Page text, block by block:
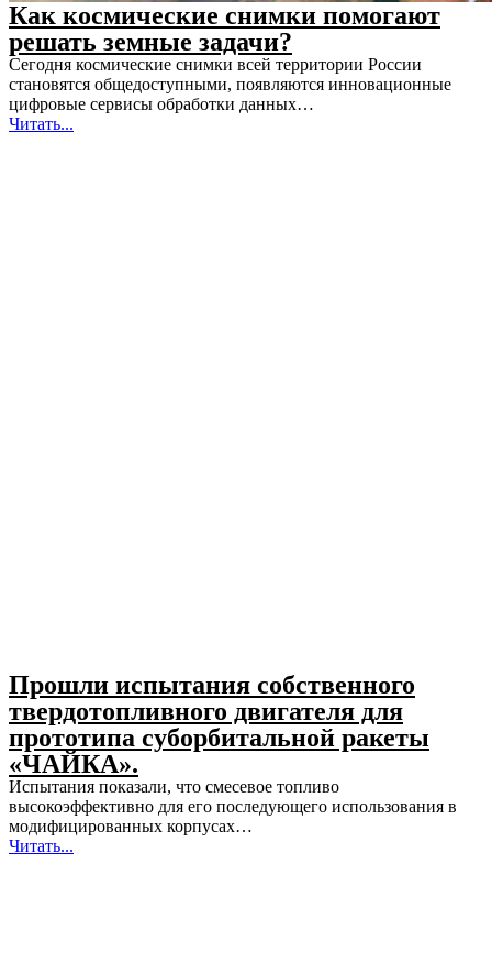
Как космические снимки помогают
решать земные задачи?
Сегодня космические снимки всей территории России
становятся общедоступными, появляются инновационные
цифровые сервисы обработки данных…
Читать...
Прошли испытания собственного
твердотопливного двигателя для
прототипа суборбитальной ракеты
«ЧАЙКА».
Испытания показали, что смесевое топливо
высокоэффективно для его последующего использования в
модифицированных корпусах…
Читать...